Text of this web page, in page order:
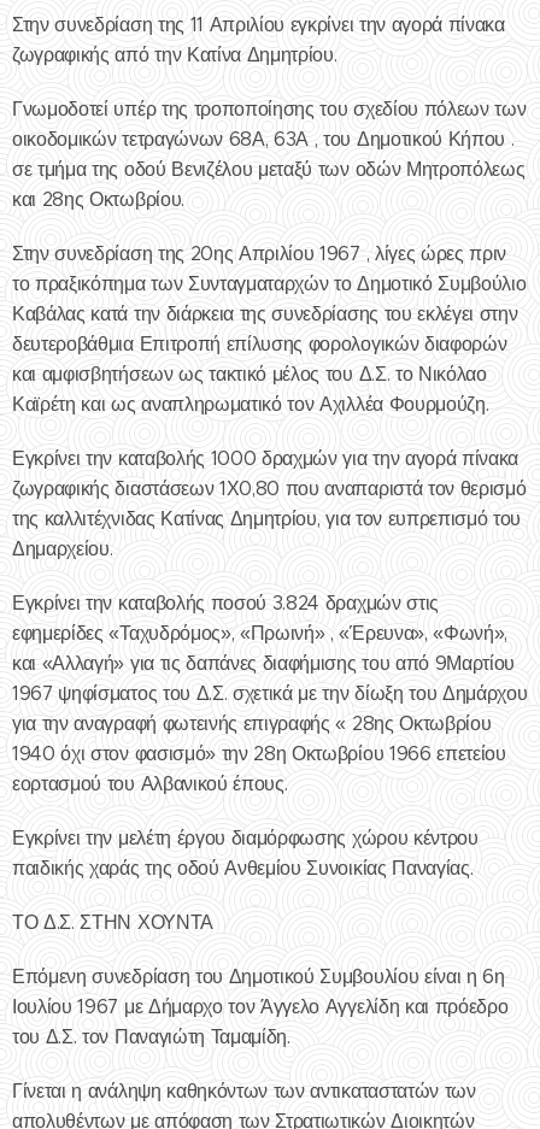
Στην συνεδρίαση της 11 Απριλίου εγκρίνει την αγορά πίνακα
ζωγραφικής από την Κατίνα Δημητρίου.
Γνωμοδοτεί υπέρ της τροποποίησης του σχεδίου πόλεων των
οικοδομικών τετραγώνων 68Α, 63Α , του Δημοτικού Κήπου .
σε τμήμα της οδού Βενιζέλου μεταξύ των οδών Μητροπόλεως
και 28ης Οκτωβρίου.
Στην συνεδρίαση της 20ης Απριλίου 1967 , λίγες ώρες πριν
το πραξικόπημα των Συνταγματαρχών το Δημοτικό Συμβούλιο
Καβάλας κατά την διάρκεια της συνεδρίασης του εκλέγει στην
δευτεροβάθμια Επιτροπή επίλυσης φορολογικών διαφορών
και αμφισβητήσεων ως τακτικό μέλος του Δ.Σ. το Νικόλαο
Καϊρέτη και ως αναπληρωματικό τον Αχιλλέα Φουρμούζη.
Εγκρίνει την καταβολής 1000 δραχμών για την αγορά πίνακα
ζωγραφικής διαστάσεων 1Χ0,80 που αναπαριστά τον θερισμό
της καλλιτέχνιδας Κατίνας Δημητρίου, για τον ευπρεπισμό του
Δημαρχείου.
Εγκρίνει την καταβολής ποσού 3.824 δραχμών στις
εφημερίδες «Ταχυδρόμος», «Πρωινή» , «Έρευνα», «Φωνή»,
και «Αλλαγή» για τις δαπάνες διαφήμισης του από 9Μαρτίου
1967 ψηφίσματος του Δ.Σ. σχετικά με την δίωξη του Δημάρχου
για την αναγραφή φωτεινής επιγραφής « 28ης Οκτωβρίου
1940 όχι στον φασισμό» την 28η Οκτωβρίου 1966 επετείου
εορτασμού του Αλβανικού έπους.
Εγκρίνει την μελέτη έργου διαμόρφωσης χώρου κέντρου
παιδικής χαράς της οδού Ανθεμίου Συνοικίας Παναγίας.
ΤΟ Δ.Σ. ΣΤΗΝ ΧΟΥΝΤΑ
Επόμενη συνεδρίαση του Δημοτικού Συμβουλίου είναι η 6η
Ιουλίου 1967 με Δήμαρχο τον Άγγελο Αγγελίδη και πρόεδρο
του Δ.Σ. τον Παναγιώτη Ταμαμίδη.
Γίνεται η ανάληψη καθηκόντων των αντικαταστατών των
απολυθέντων με απόφαση των Στρατιωτικών Διοικητών